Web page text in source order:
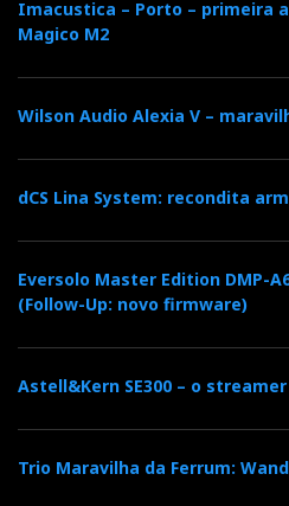
Imacustica – Porto – primeira
Magico M2
Wilson Audio Alexia V –
dCS Lina System: recondita
Eversolo Master Edition DMP-
(Follow-Up: novo firmware)
Astell&Kern SE300 – o
Trio Maravilha da Ferrum: